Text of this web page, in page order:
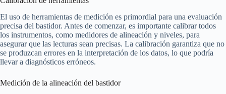
El uso de herramientas de medición es primordial para una evaluación
precisa del bastidor. Antes de comenzar, es importante calibrar todos
los instrumentos, como medidores de alineación y niveles, para
asegurar que las lecturas sean precisas. La calibración garantiza que no
se produzcan errores en la interpretación de los datos, lo que podría
llevar a diagnósticos erróneos.
Medición de la alineación del bastidor